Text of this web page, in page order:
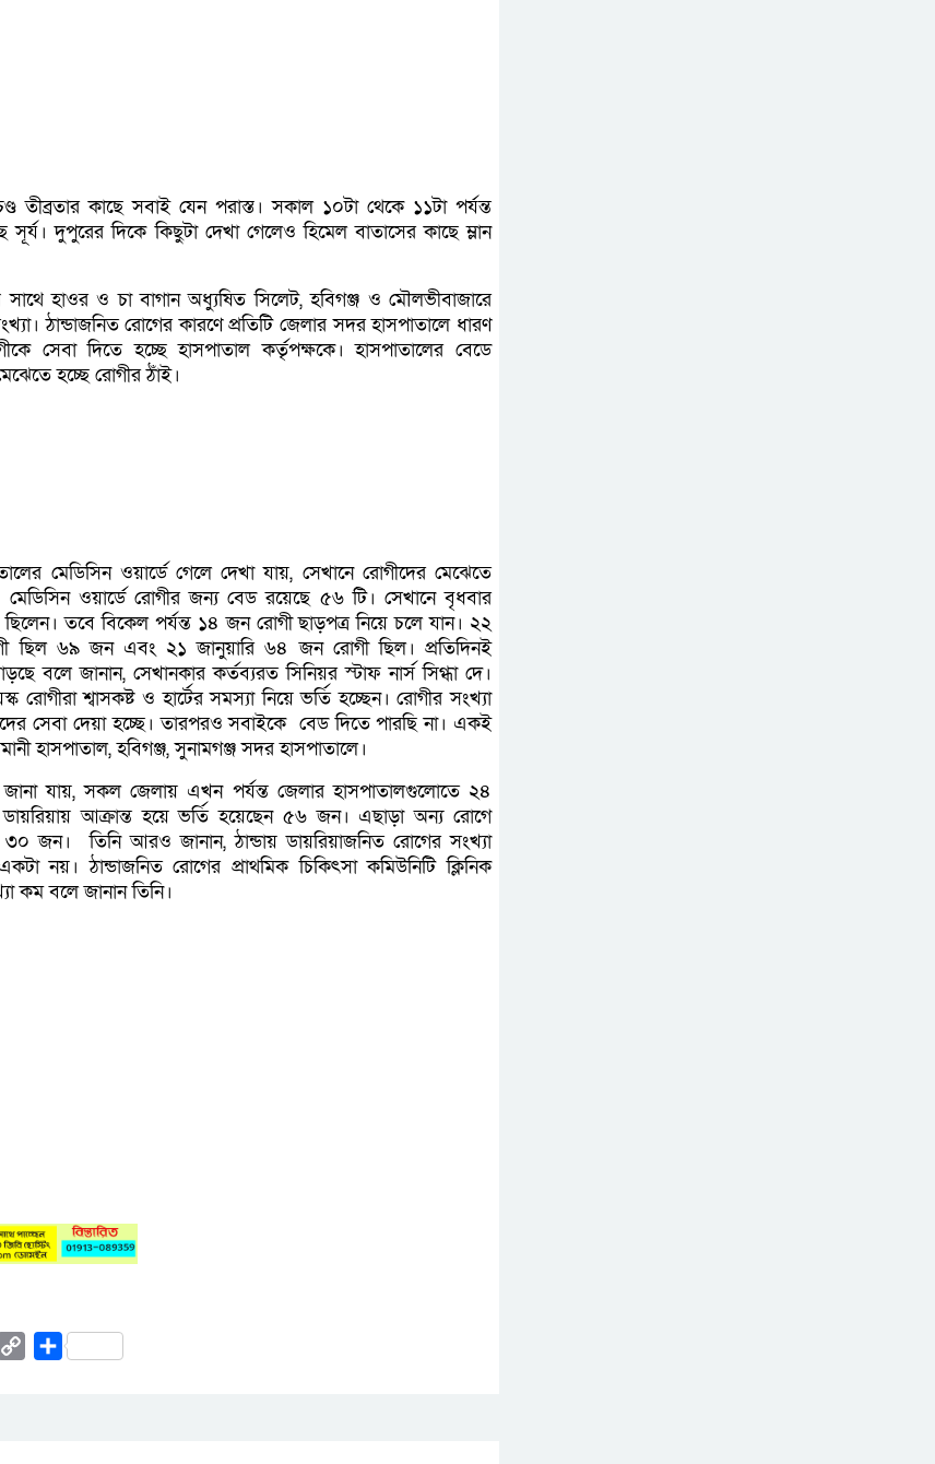
তীব্রতার কাছে সবাই যেন পরাস্ত। সকাল ১০টা থেকে ১১টা পর্যন্ত
সূর্য। দুপুরের দিকে কিছুটা দেখা গেলেও হিমেল বাতাসের কাছে ম্লান
সাথে হাওর ও চা বাগান অধ্যুষিত সিলেট, হবিগঞ্জ ও মৌলভীবাজারে
ঠান্ডাজনিত রোগের কারণে প্রতিটি জেলার সদর হাসপাতালে ধারণ
সেবা দিতে হচ্ছে হাসপাতাল কর্তৃপক্ষকে। হাসপাতালের বেডে
হচ্ছে রোগীর ঠাঁই।
মেডিসিন ওয়ার্ডে গেলে দেখা যায়, সেখানে রোগীদের মেঝেতে
মেডিসিন ওয়ার্ডে রোগীর জন্য বেড রয়েছে ৫৬ টি। সেখানে বৃধবার
তবে বিকেল পর্যন্ত ১৪ জন রোগী ছাড়পত্র নিয়ে চলে যান। ২২
ছিল ৬৯ জন এবং ২১ জানুয়ারি ৬৪ জন রোগী ছিল। প্রতিদিনই
বলে জানান, সেখানকার কর্তব্যরত সিনিয়র স্টাফ নার্স সিগ্ধা দে।
রোগীরা শ্বাসকষ্ট ও হার্টের সমস্যা নিয়ে ভর্তি হচ্ছেন। রোগীর সংখ্যা
সেবা দেয়া হচ্ছে। তারপরও সবাইকে বেড দিতে পারছি না। একই
হাসপাতাল, হবিগঞ্জ, সুনামগঞ্জ সদর হাসপাতালে।
যায়, সকল জেলায় এখন পর্যন্ত জেলার হাসপাতালগুলোতে ২৪
আক্রান্ত হয়ে ভর্তি হয়েছেন ৫৬ জন। এছাড়া অন্য রোগে
৩০ জন। তিনি আরও জানান, ঠান্ডায় ডায়রিয়াজনিত রোগের সংখ্যা
নয়। ঠান্ডাজনিত রোগের প্রাথমিক চিকিৎসা কমিউনিটি ক্লিনিক
কম বলে জানান তিনি।
WhatsApp
CopyShare